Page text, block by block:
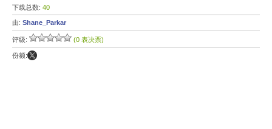
下载总数: 40
由: Shane_Parkar
评级: (0 表决票)
份额: